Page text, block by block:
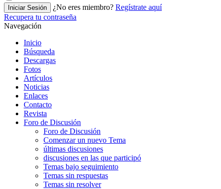
Iniciar Sesión ¿No eres miembro? Regístrate aquí
Recupera tu contraseña
Navegación
Inicio
Búsqueda
Descargas
Fotos
Artículos
Noticias
Enlaces
Contacto
Revista
Foro de Discusión
Foro de Discusión
Comenzar un nuevo Tema
últimas discusiones
discusiones en las que participó
Temas bajo seguimiento
Temas sin respuestas
Temas sin resolver